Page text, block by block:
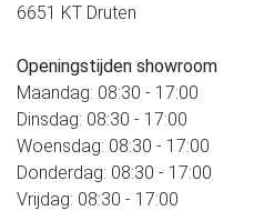
6651 KT Druten
Openingstijden showroom
Maandag: 08:30 - 17:00
Dinsdag: 08:30 - 17:00
Woensdag: 08:30 - 17:00
Donderdag: 08:30 - 17:00
Vrijdag: 08:30 - 17:00